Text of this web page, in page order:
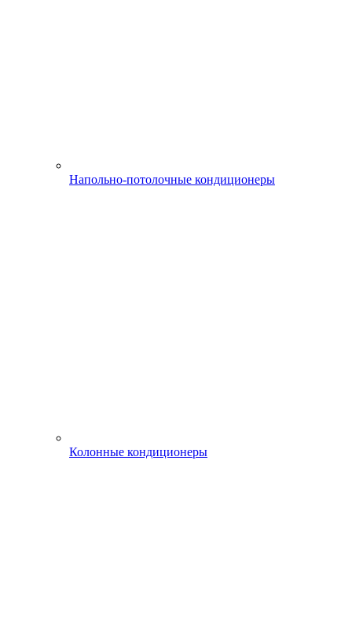
Напольно-потолочные кондиционеры
Колонные кондиционеры